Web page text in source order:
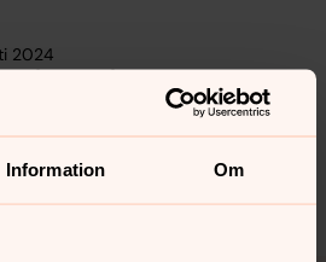
Information Om
2024
på sidans